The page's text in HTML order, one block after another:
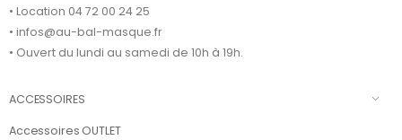
• Location 04 72 00 24 25
• infos@au-bal-masque.fr
• Ouvert du lundi au samedi de 10h à 19h.
ACCESSOIRES
Accessoires OUTLET